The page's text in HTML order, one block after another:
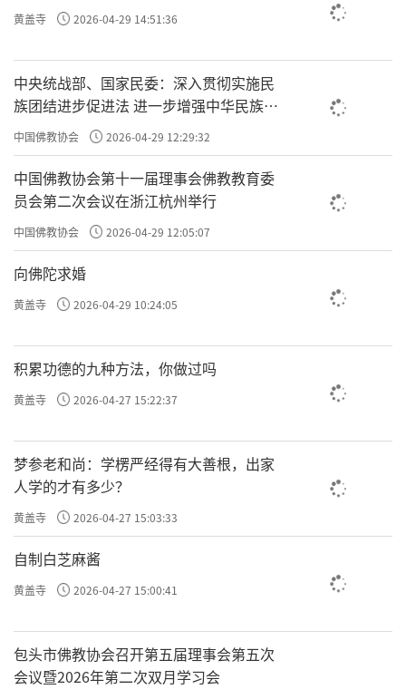
黄盖寺 2026-04-29 14:51:36
中央统战部、国家民委：深入贯彻实施民
族团结进步促进法 进一步增强中华民族凝
聚力向心力
中国佛教协会 2026-04-29 12:29:32
中国佛教协会第十一届理事会佛教教育委
员会第二次会议在浙江杭州举行
中国佛教协会 2026-04-29 12:05:07
向佛陀求婚
黄盖寺 2026-04-29 10:24:05
积累功德的九种方法，你做过吗
黄盖寺 2026-04-27 15:22:37
梦参老和尚：学楞严经得有大善根，出家
人学的才有多少？
黄盖寺 2026-04-27 15:03:33
自制白芝麻酱
黄盖寺 2026-04-27 15:00:41
包头市佛教协会召开第五届理事会第五次
会议暨2026年第二次双月学习会